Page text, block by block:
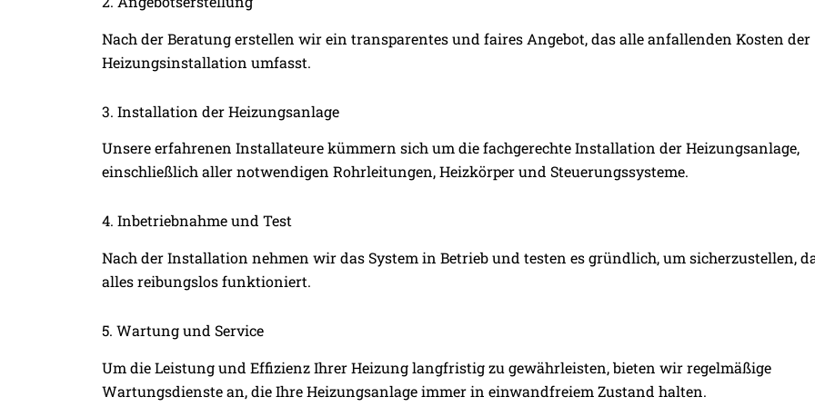
Nach der Beratung erstellen wir ein transparentes und faires Angebot, das alle anfallenden Kosten der
Heizungsinstallation umfasst.
3. Installation der Heizungsanlage
Unsere erfahrenen Installateure kümmern sich um die fachgerechte Installation der Heizungsanlage,
einschließlich aller notwendigen Rohrleitungen, Heizkörper und Steuerungssysteme.
4. Inbetriebnahme und Test
Nach der Installation nehmen wir das System in Betrieb und testen es gründlich, um sicherzustellen,
alles reibungslos funktioniert.
5. Wartung und Service
Um die Leistung und Effizienz Ihrer Heizung langfristig zu gewährleisten, bieten wir regelmäßige
Wartungsdienste an, die Ihre Heizungsanlage immer in einwandfreiem Zustand halten.